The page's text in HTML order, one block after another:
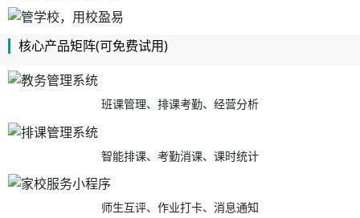
核心产品矩阵(可免费试用)
班课管理、排课考勤、经营分析
智能排课、考勤消课、课时统计
师生互评、作业打卡、消息通知